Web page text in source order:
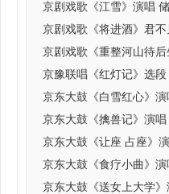
京剧戏歌《江雪》演唱
京剧戏歌《将进酒》君
京剧戏歌《重整河山待
京豫联唱《红灯记》选
京东大鼓《白雪红心》
京东大鼓《擒兽记》演
京东大鼓《让座 占座》
京东大鼓《食疗小曲》演
京东大鼓《送女上大学